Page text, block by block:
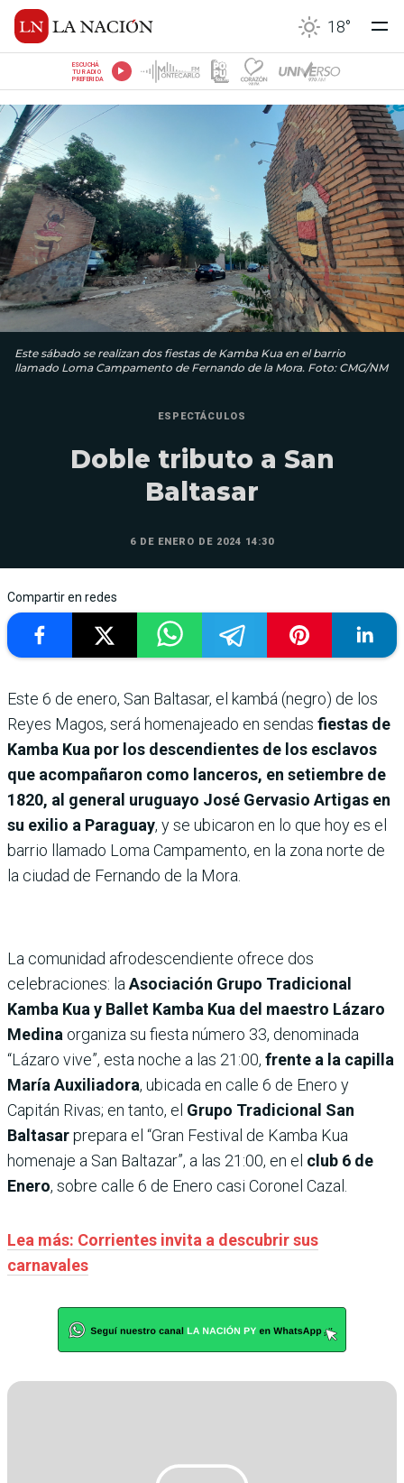
18°
ESCUCHÁ
TU RADIO
PREFERIDA
Este sábado se realizan dos fiestas de Kamba Kua en el barrio
llamado Loma Campamento de Fernando de la Mora. Foto: CMG/NM
ESPECTÁCULOS
Doble tributo a San
Baltasar
6 DE ENERO DE 2024 14:30
Compartir en redes
Este 6 de enero, San Baltasar, el kambá (negro) de los
Reyes Magos, será homenajeado en sendas fiestas de
Kamba Kua por los descendientes de los esclavos
que acompañaron como lanceros, en setiembre de
1820, al general uruguayo José Gervasio Artigas en
su exilio a Paraguay, y se ubicaron en lo que hoy es el
barrio llamado Loma Campamento, en la zona norte de
la ciudad de Fernando de la Mora.
La comunidad afrodescendiente ofrece dos
celebraciones: la Asociación Grupo Tradicional
Kamba Kua y Ballet Kamba Kua del maestro Lázaro
Medina organiza su fiesta número 33, denominada
“Lázaro vive”, esta noche a las 21:00, frente a la capilla
María Auxiliadora, ubicada en calle 6 de Enero y
Capitán Rivas; en tanto, el Grupo Tradicional San
Baltasarprepara el “Gran Festival de Kamba Kua
homenaje a San Baltazar”, a las 21:00, en el club 6 de
Enero, sobre calle 6 de Enero casi Coronel Cazal.
Lea más: Corrientes invita a descubrir sus
carnavales